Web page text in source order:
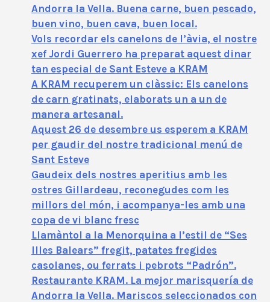
Andorra la Vella. Buena carne, buen pescado,
buen vino, buen cava, buen local.
Vols recordar els canelons de l’àvia, el nostre
xef Jordi Guerrero ha preparat aquest dinar
tan especial de Sant Esteve a KRAM
A KRAM recuperem un clàssic: Els canelons
de carn gratinats, elaborats un a un de
manera artesanal.
Aquest 26 de desembre us esperem a KRAM
per gaudir del nostre tradicional menú de
Sant Esteve
Gaudeix dels nostres aperitius amb les
ostres Gillardeau, reconegudes com les
millors del món, i acompanya-les amb una
copa de vi blanc fresc
Llamàntol a la Menorquina a l’estil de “Ses
Illes Balears” fregit, patates fregides
casolanes, ou ferrats i pebrots “Padrón”.
Restaurante KRAM. La mejor marisquería de
Andorra la Vella. Mariscos seleccionados con